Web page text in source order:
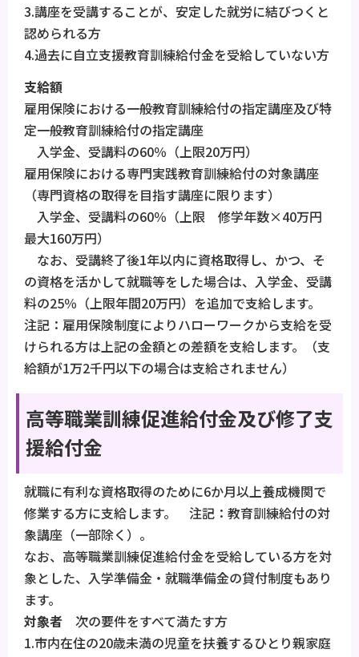
3.講座を受講することが、安定した就労に結びつくと
認められる方
4.過去に自立支援教育訓練給付金を受給していない方
支給額
雇用保険における一般教育訓練給付の指定講座及び特
定一般教育訓練給付の指定講座
入学金、受講料の60％（上限20万円）
雇用保険における専門実践教育訓練給付の対象講座
（専門資格の取得を目指す講座に限ります）
入学金、受講料の60％（上限 修学年数×40万円
最大160万円）
なお、受講終了後1年以内に資格取得し、かつ、そ
の資格を活かして就職等をした場合は、入学金、受講
料の25％（上限年間20万円）を追加で支給します。
注記：雇用保険制度によりハローワークから支給を受
けられる方は上記の金額との差額を支給します。（支
給額が1万2千円以下の場合は支給されません）
高等職業訓練促進給付金及び修了支
援給付金
就職に有利な資格取得のために6か月以上養成機関で
修業する方に支給します。 注記：教育訓練給付の対
象講座（一部除く）。
なお、高等職業訓練促進給付金を受給している方を対
象とした、入学準備金・就職準備金の貸付制度もあり
ます。
対象者 次の要件をすべて満たす方
1.市内在住の20歳未満の児童を扶養するひとり親家庭